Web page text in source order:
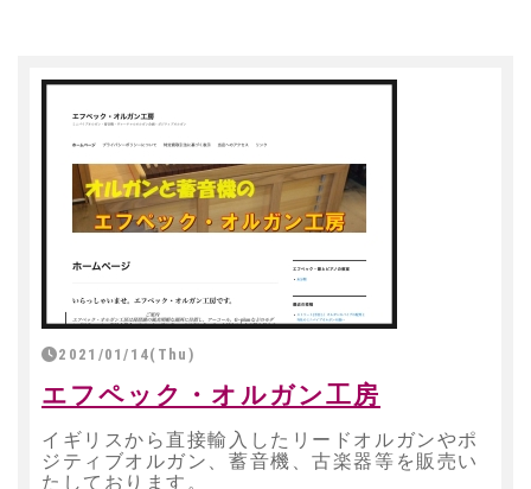
2021/01/14(Thu)
エフペック・オルガン工房
イギリスから直接輸入したリードオルガンやポ
ジティブオルガン、蓄音機、古楽器等を販売い
たしております。